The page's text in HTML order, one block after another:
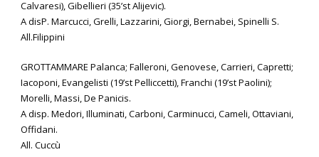
Calvaresi), Gibellieri (35’st Alijevic).
A disP. Marcucci, Grelli, Lazzarini, Giorgi, Bernabei, Spinelli S.
All.Filippini
GROTTAMMARE Palanca; Falleroni, Genovese, Carrieri, Capretti;
Iacoponi, Evangelisti (19’st Pelliccetti), Franchi (19’st Paolini);
Morelli, Massi, De Panicis.
A disp. Medori, Illuminati, Carboni, Carminucci, Cameli, Ottaviani,
Offidani.
All. Cuccù